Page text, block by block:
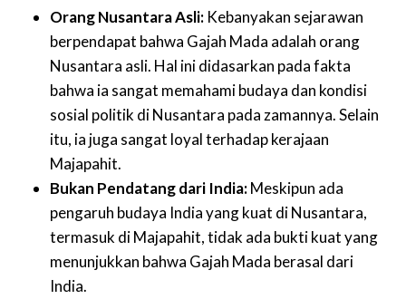
Orang Nusantara Asli: Kebanyakan sejarawan
berpendapat bahwa Gajah Mada adalah orang
Nusantara asli. Hal ini didasarkan pada fakta
bahwa ia sangat memahami budaya dan kondisi
sosial politik di Nusantara pada zamannya. Selain
itu, ia juga sangat loyal terhadap kerajaan
Majapahit.
Bukan Pendatang dari India:Meskipun ada
pengaruh budaya India yang kuat di Nusantara,
termasuk di Majapahit, tidak ada bukti kuat yang
menunjukkan bahwa Gajah Mada berasal dari
India.